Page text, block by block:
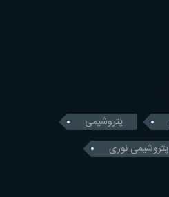
پتروشیمی
پتروشیمی نوری